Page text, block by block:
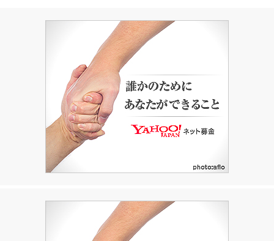
ている街の一つです。 そこで今回の
「あらゆるサーチ」では、三重県四日
市市のあるあるを調査してきました。
さっそく四日市の街の皆さんに、地元
あるあるを聞いたところ、お祭りで小
さい子が見ると必ず泣く「大入道（お
にゅうどう）」というからくり人形が
あることが判明！ 「お祭りで大入道を
見て大泣きしました」「怖いですよ」
れる巨大...